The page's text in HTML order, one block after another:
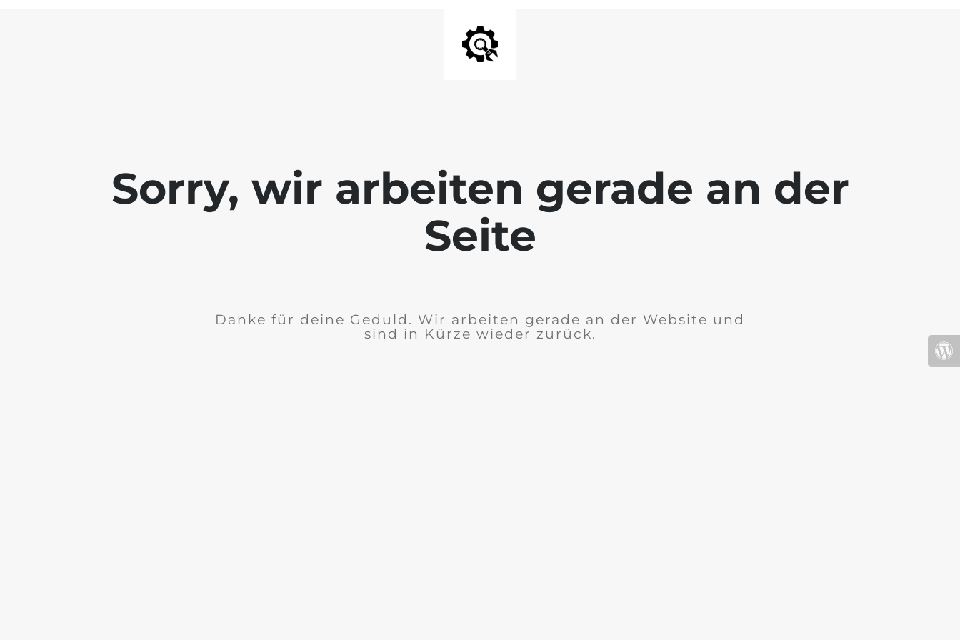
Sorry, wir arbeiten gerade an der
Seite
Danke für deine Geduld. Wir arbeiten gerade an der Website und
sind in Kürze wieder zurück.